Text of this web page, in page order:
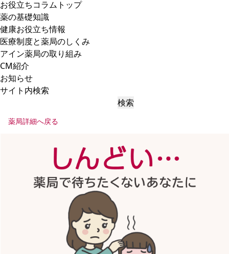
お役立ちコラムトップ
薬の基礎知識
健康お役立ち情報
医療制度と薬局のしくみ
アイン薬局の取り組み
CM紹介
お知らせ
サイト内検索
検索
薬局詳細へ戻る